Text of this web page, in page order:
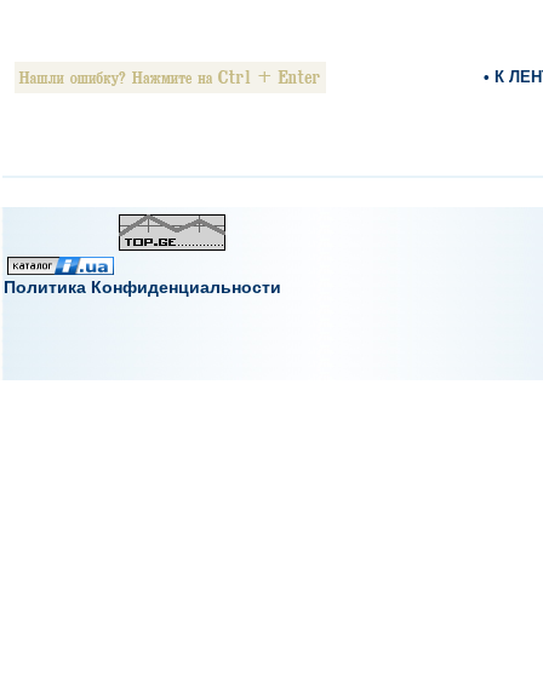
• К
Политика Конфиденциальности